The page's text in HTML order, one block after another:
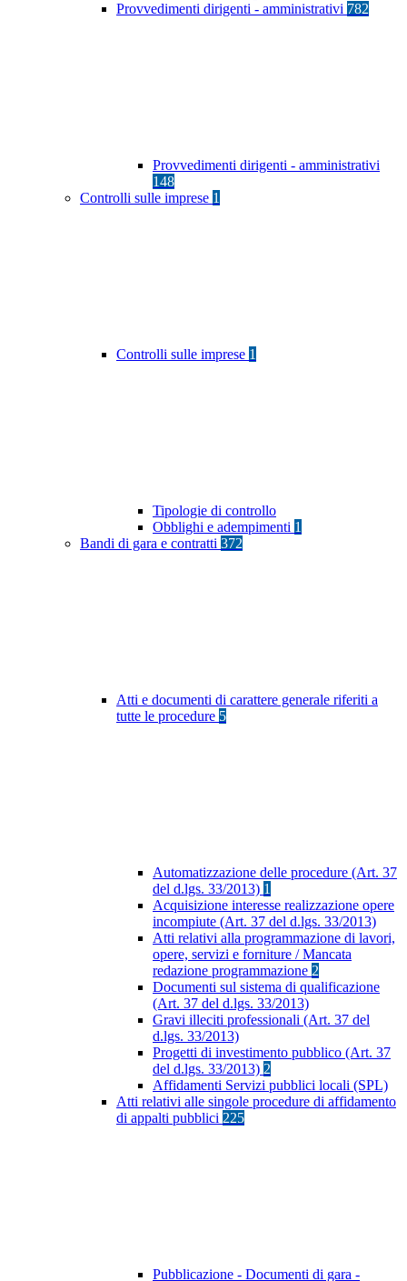
Provvedimenti dirigenti - amministrativi 782
Provvedimenti dirigenti - amministrativi
148
Controlli sulle imprese 1
Controlli sulle imprese 1
Tipologie di controllo
Obblighi e adempimenti 1
Bandi di gara e contratti 372
Atti e documenti di carattere generale riferiti a
tutte le procedure 5
Automatizzazione delle procedure (Art. 37
del d.lgs. 33/2013) 1
Acquisizione interesse realizzazione opere
incompiute (Art. 37 del d.lgs. 33/2013)
Atti relativi alla programmazione di lavori,
opere, servizi e forniture / Mancata
redazione programmazione 2
Documenti sul sistema di qualificazione
(Art. 37 del d.lgs. 33/2013)
Gravi illeciti professionali (Art. 37 del
d.lgs. 33/2013)
Progetti di investimento pubblico (Art. 37
del d.lgs. 33/2013) 2
Affidamenti Servizi pubblici locali (SPL)
Atti relativi alle singole procedure di affidamento
di appalti pubblici 225
Pubblicazione - Documenti di gara -